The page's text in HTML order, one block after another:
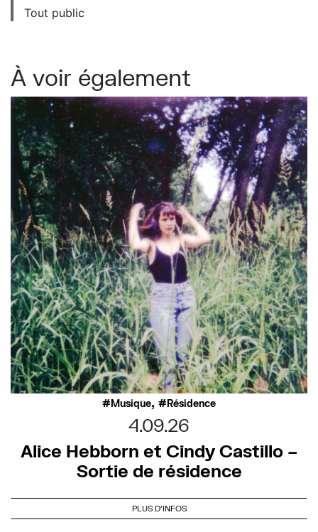
Tout public
À voir également
Musique, Résidence
4.09.26
Alice Hebborn et Cindy Castillo –
Sortie de résidence
PLUS D'INFOS